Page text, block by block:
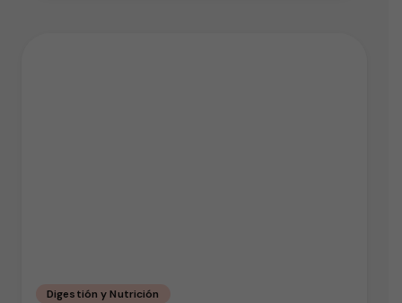
Digestión y Nutrición